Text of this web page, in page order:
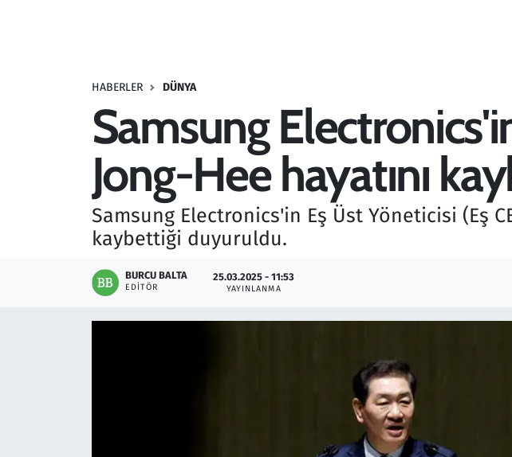
HABERLER DÜNYA
Samsung
Jong-Hee hayatını
Samsung Electronics'in Eş Üst Yöneticisi (Eş
kaybettiği duyuruldu.
BURCU BALTA
EDITÖR
25.03.2025 - 11:53
YAYINLANMA
Savunma Sanayi
Seçim 2023
Teknoloji ve Bilim
Televizyon